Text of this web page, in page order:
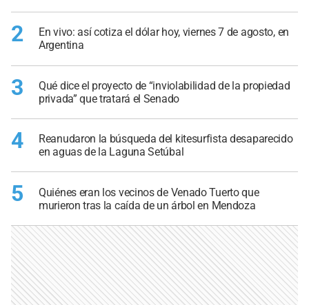
2
En vivo: así cotiza el dólar hoy, viernes 7 de agosto, en
Argentina
3
Qué dice el proyecto de “inviolabilidad de la propiedad
privada” que tratará el Senado
4
Reanudaron la búsqueda del kitesurfista desaparecido
en aguas de la Laguna Setúbal
5
Quiénes eran los vecinos de Venado Tuerto que
murieron tras la caída de un árbol en Mendoza